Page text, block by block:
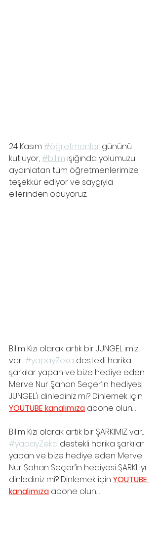
24 Kasım #öğretmenler gününü
kutluyor, #bilim ışığında yolumuzu
aydınlatan tüm öğretmenlerimize
teşekkür ediyor ve saygıyla
ellerinden öpüyoruz.
Bilim Kızı olarak artık bir JUNGEL ımız
var... #yapayZeka destekli harika
şarkılar yapan ve bize hediye eden
Merve Nur Şahan Seçer’in hediyesi
JUNGEL'ı dinlediniz mi? Dinlemek için
YOUTUBE kanalımıza abone olun….
Bilim Kızı olarak artık bir ŞARKIMIZ var...
#yapayZeka destekli harika şarkılar
yapan ve bize hediye eden Merve
Nur Şahan Seçer’in hediyesi ŞARKI' yı
dinlediniz mi? Dinlemek için YOUTUBE
kanalımıza abone olun….